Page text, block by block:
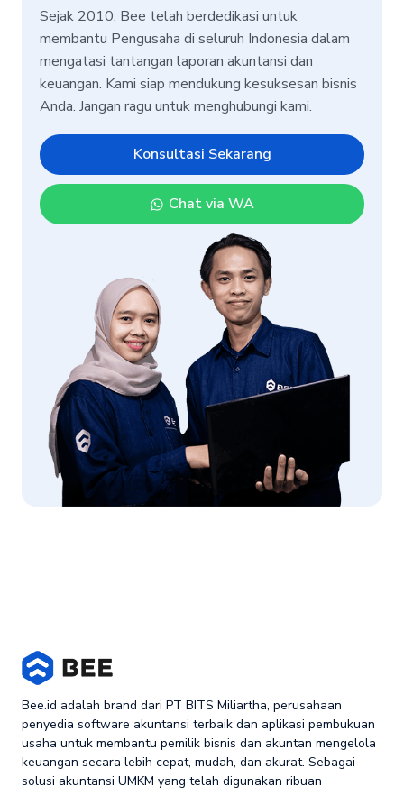
Sejak 2010, Bee telah berdedikasi untuk
membantu Pengusaha di seluruh Indonesia dalam
mengatasi tantangan laporan akuntansi dan
keuangan. Kami siap mendukung kesuksesan bisnis
Anda. Jangan ragu untuk menghubungi kami.
Konsultasi Sekarang
Chat via WA
Bee.id adalah brand dari PT BITS Miliartha, perusahaan
penyedia software akuntansi terbaik dan aplikasi pembukuan
usaha untuk membantu pemilik bisnis dan akuntan mengelola
keuangan secara lebih cepat, mudah, dan akurat. Sebagai
solusi akuntansi UMKM yang telah digunakan ribuan